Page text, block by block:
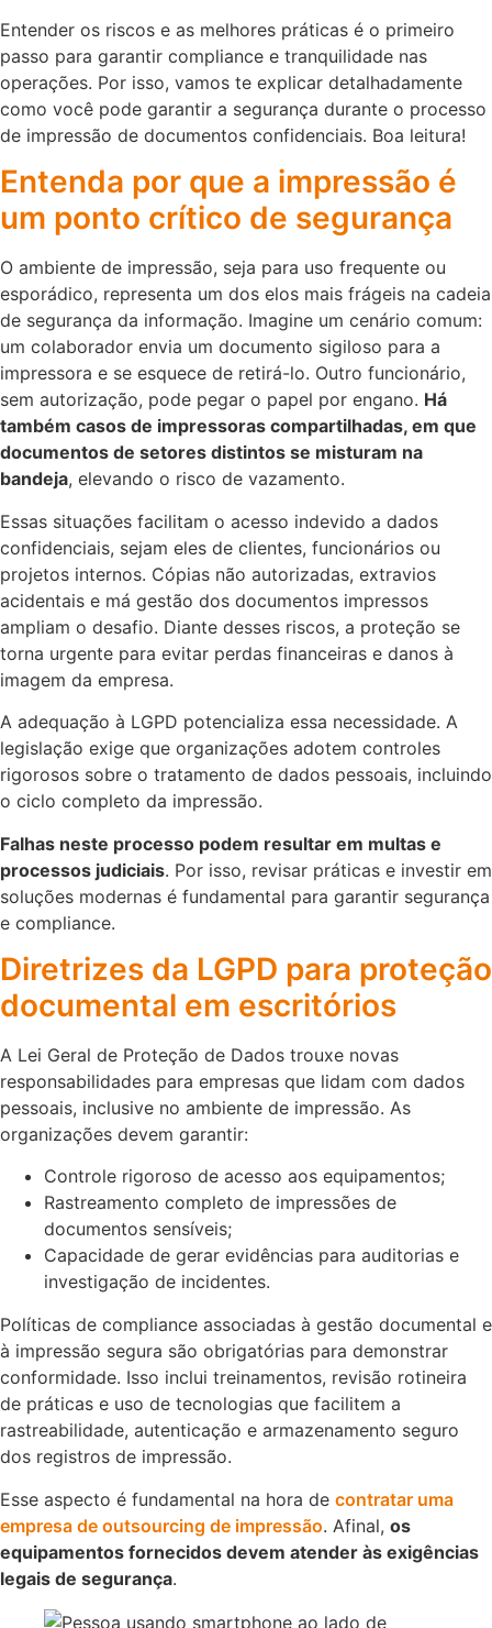
Entender os riscos e as melhores práticas é o primeiro
passo para garantir compliance e tranquilidade nas
operações. Por isso, vamos te explicar detalhadamente
como você pode garantir a segurança durante o processo
de impressão de documentos confidenciais. Boa leitura!
Entenda por que a impressão é
um ponto crítico de segurança
O ambiente de impressão, seja para uso frequente ou
esporádico, representa um dos elos mais frágeis na cadeia
de segurança da informação. Imagine um cenário comum:
um colaborador envia um documento sigiloso para a
impressora e se esquece de retirá-lo. Outro funcionário,
sem autorização, pode pegar o papel por engano. Há
também casos de impressoras compartilhadas, em que
documentos de setores distintos se misturam na
bandeja, elevando o risco de vazamento.
Essas situações facilitam o acesso indevido a dados
confidenciais, sejam eles de clientes, funcionários ou
projetos internos. Cópias não autorizadas, extravios
acidentais e má gestão dos documentos impressos
ampliam o desafio. Diante desses riscos, a proteção se
torna urgente para evitar perdas financeiras e danos à
imagem da empresa.
A adequação à LGPD potencializa essa necessidade. A
legislação exige que organizações adotem controles
rigorosos sobre o tratamento de dados pessoais, incluindo
o ciclo completo da impressão.
Falhas neste processo podem resultar em multas e
processos judiciais. Por isso, revisar práticas e investir em
soluções modernas é fundamental para garantir segurança
e compliance.
Diretrizes da LGPD para proteção
documental em escritórios
A Lei Geral de Proteção de Dados trouxe novas
responsabilidades para empresas que lidam com dados
pessoais, inclusive no ambiente de impressão. As
organizações devem garantir:
Controle rigoroso de acesso aos equipamentos;
Rastreamento completo de impressões de
documentos sensíveis;
Capacidade de gerar evidências para auditorias e
investigação de incidentes.
Políticas de compliance associadas à gestão documental e
à impressão segura são obrigatórias para demonstrar
conformidade. Isso inclui treinamentos, revisão rotineira
de práticas e uso de tecnologias que facilitem a
rastreabilidade, autenticação e armazenamento seguro
dos registros de impressão.
Esse aspecto é fundamental na hora de contratar uma
empresa de outsourcing de impressão. Afinal, os
equipamentos fornecidos devem atender às exigências
legais de segurança.